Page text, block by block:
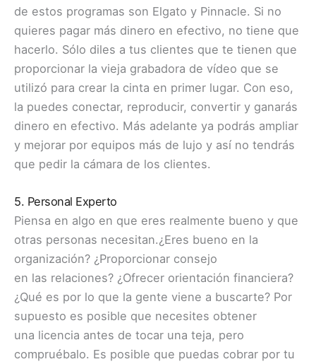
de estos programas son Elgato y Pinnacle. Si no
quieres pagar más dinero en efectivo, no tiene que
hacerlo. Sólo diles a tus clientes que te tienen que
proporcionar la vieja grabadora de vídeo que se
utilizó para crear la cinta en primer lugar. Con eso,
la puedes conectar, reproducir, convertir y ganarás
dinero en efectivo. Más adelante ya podrás ampliar
y mejorar por equipos más de lujo y así no tendrás
que pedir la cámara de los clientes.
5. Personal Experto
Piensa en algo en que eres realmente bueno y que
otras personas necesitan.¿Eres bueno en la
organización? ¿Proporcionar consejo
en las relaciones? ¿Ofrecer orientación financiera?
¿Qué es por lo que la gente viene a buscarte? Por
supuesto es posible que necesites obtener
una licencia antes de tocar una teja, pero
compruébalo. Es posible que puedas cobrar por tu